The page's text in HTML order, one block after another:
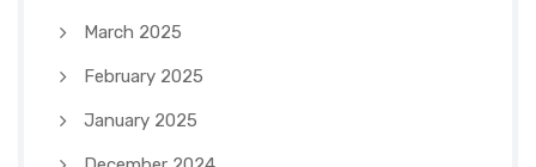
March 2025
February 2025
January 2025